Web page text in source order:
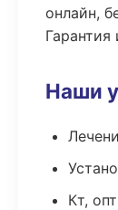
онлайн,
Наши
Кт,